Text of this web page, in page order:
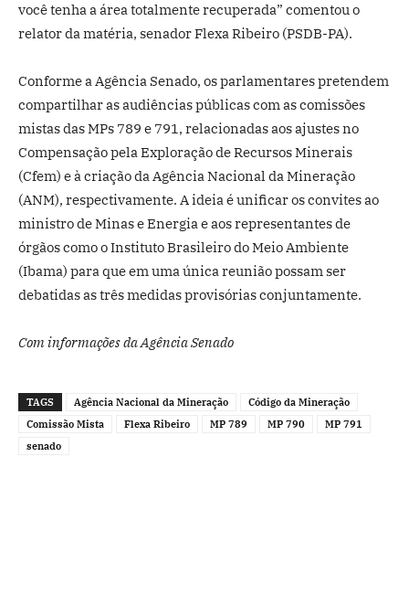
você tenha a área totalmente recuperada” comentou o
relator da matéria, senador Flexa Ribeiro (PSDB-PA).
Conforme a Agência Senado, os parlamentares pretendem
compartilhar as audiências públicas com as comissões
mistas das MPs 789 e 791, relacionadas aos ajustes no
Compensação pela Exploração de Recursos Minerais
(Cfem) e à criação da Agência Nacional da Mineração
(ANM), respectivamente. A ideia é unificar os convites ao
ministro de Minas e Energia e aos representantes de
órgãos como o Instituto Brasileiro do Meio Ambiente
(Ibama) para que em uma única reunião possam ser
debatidas as três medidas provisórias conjuntamente.
Com informações da Agência Senado
TAGS Agência Nacional da Mineração
Código da Mineração
Comissão Mista
Flexa Ribeiro MP 789 MP 790
MP 791
senado